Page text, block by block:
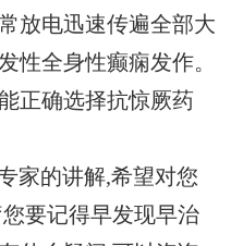
放电迅速传遍全部大
性全身性癫痫发作。
正确选择抗惊厥药
家的讲解,希望对您
要记得早发现早治